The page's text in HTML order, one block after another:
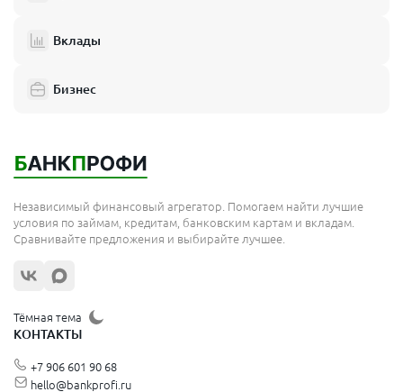
Вклады
Бизнес
Независимый финансовый агрегатор. Помогаем найти лучшие
условия по займам, кредитам, банковским картам и вкладам.
Сравнивайте предложения и выбирайте лучшее.
Тёмная тема
КОНТАКТЫ
+7 906 601 90 68
hello@bankprofi.ru